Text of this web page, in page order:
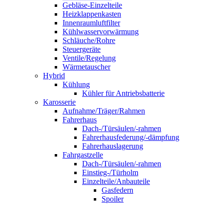
Gebläse-Einzelteile
Heizklappenkasten
Innenraumluftfilter
Kühlwasservorwärmung
Schläuche/Rohre
Steuergeräte
Ventile/Regelung
Wärmetauscher
Hybrid
Kühlung
Kühler für Antriebsbatterie
Karosserie
Aufnahme/Träger/Rahmen
Fahrerhaus
Dach-/Türsäulen/-rahmen
Fahrerhausfederung/-dämpfung
Fahrerhauslagerung
Fahrgastzelle
Dach-/Türsäulen/-rahmen
Einstieg-/Türholm
Einzelteile/Anbauteile
Gasfedern
Spoiler